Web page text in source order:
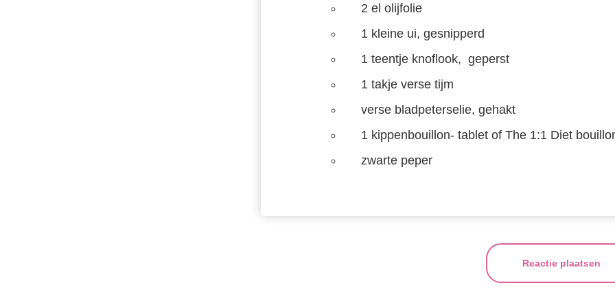
2 el olijfolie
1 kleine ui, gesnipperd
1 teentje knoflook, geperst
1 takje verse tijm
verse bladpeterselie, gehakt
1 kippenbouillon- tablet of The 1:1 Diet
zwarte peper
Reactie plaatsen